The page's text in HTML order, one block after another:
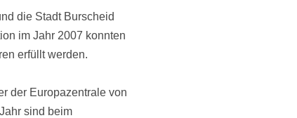
die Stadt Burscheid
im Jahr 2007 konnten
erfüllt werden.
der Europazentrale von
sind beim